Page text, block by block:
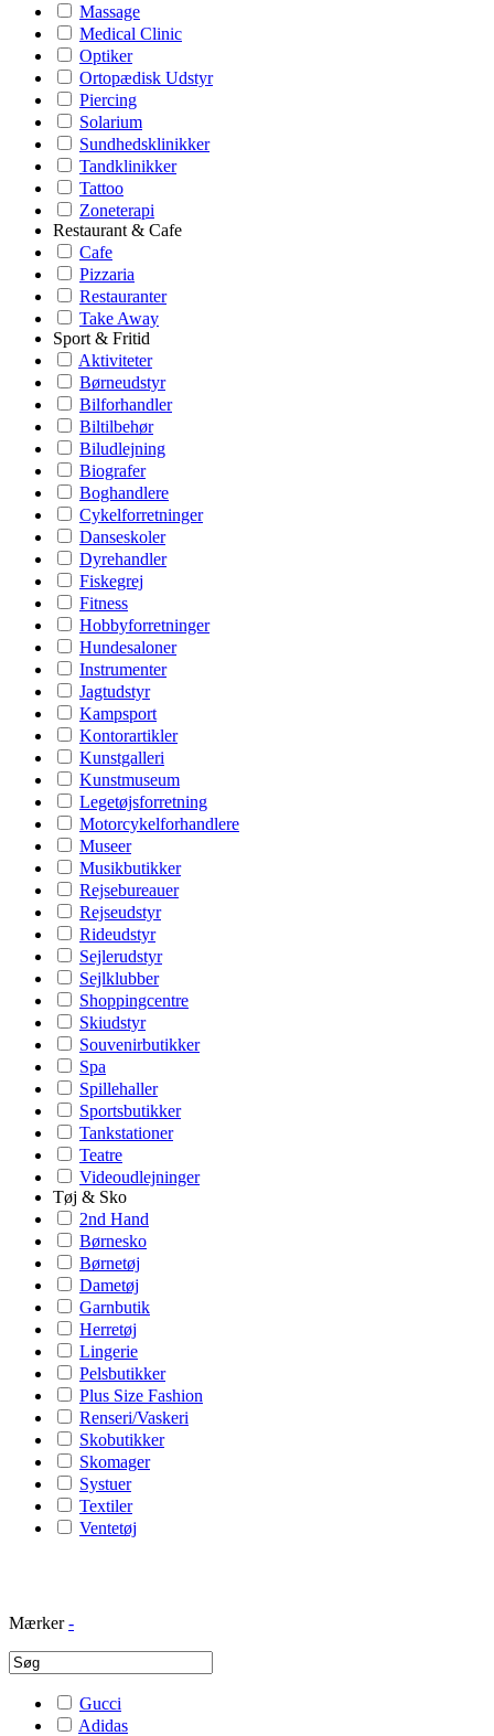
Massage
Medical Clinic
Optiker
Ortopædisk Udstyr
Piercing
Solarium
Sundhedsklinikker
Tandklinikker
Tattoo
Zoneterapi
Restaurant & Cafe
Cafe
Pizzaria
Restauranter
Take Away
Sport & Fritid
Aktiviteter
Børneudstyr
Bilforhandler
Biltilbehør
Biludlejning
Biografer
Boghandlere
Cykelforretninger
Danseskoler
Dyrehandler
Fiskegrej
Fitness
Hobbyforretninger
Hundesaloner
Instrumenter
Jagtudstyr
Kampsport
Kontorartikler
Kunstgalleri
Kunstmuseum
Legetøjsforretning
Motorcykelforhandlere
Museer
Musikbutikker
Rejsebureauer
Rejseudstyr
Rideudstyr
Sejlerudstyr
Sejlklubber
Shoppingcentre
Skiudstyr
Souvenirbutikker
Spa
Spillehaller
Sportsbutikker
Tankstationer
Teatre
Videoudlejninger
Tøj & Sko
2nd Hand
Børnesko
Børnetøj
Dametøj
Garnbutik
Herretøj
Lingerie
Pelsbutikker
Plus Size Fashion
Renseri/Vaskeri
Skobutikker
Skomager
Systuer
Textiler
Ventetøj
Mærker -
Gucci
Adidas